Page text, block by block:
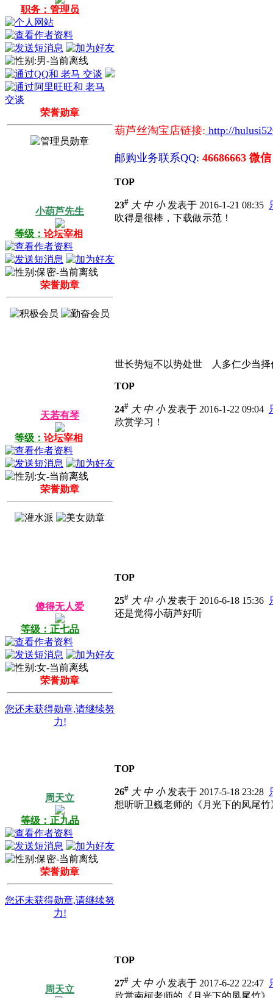
职务：管理员
荣誉勋章
葫芦丝淘宝店链接: http://
邮购业务联系QQ: 46686663 微
TOP
小葫芦先生
等级： 论坛宰相
荣誉勋章
23# 大 中 小发表于 2016-1-21 08:35
吹得是很棒，下载做示范！
世长势短不以势处世 人多仁少当择
TOP
天若有琴
等级： 论坛宰相
荣誉勋章
24# 大 中 小发表于 2016-1-22 09:04
欣赏学习！
TOP
傻得无人爱
等级：正七品
荣誉勋章
您还未获得勋章,请继续努
力!
25# 大 中 小发表于 2016-6-18 15:36
还是觉得小葫芦好听
TOP
周天立
等级：正九品
荣誉勋章
您还未获得勋章,请继续努
力!
26# 大 中 小发表于 2017-5-18 23:28
想听听卫巍老师的《月光下的凤尾竹
TOP
周天立
27# 大 中 小发表于 2017-6-22 22:47